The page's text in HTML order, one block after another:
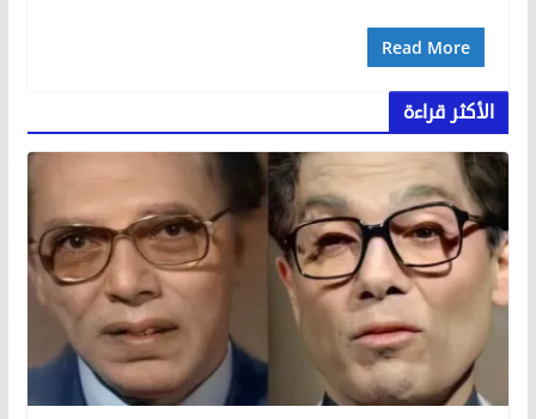
Read More
الأكثر قراءة